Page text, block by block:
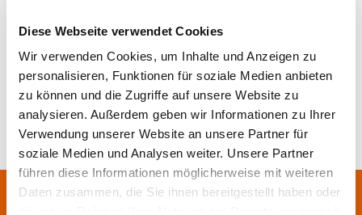
Diese Webseite verwendet Cookies
Wir verwenden Cookies, um Inhalte und Anzeigen zu
personalisieren, Funktionen für soziale Medien anbieten
zu können und die Zugriffe auf unsere Website zu
analysieren. Außerdem geben wir Informationen zu Ihrer
Verwendung unserer Website an unsere Partner für
soziale Medien und Analysen weiter. Unsere Partner
führen diese Informationen möglicherweise mit weiteren
Daten zusammen, die Sie ihnen bereitgestellt haben oder
Merken Teilen